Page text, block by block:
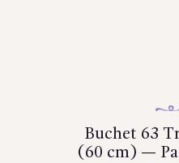
Buchet 63
(60 cm) —